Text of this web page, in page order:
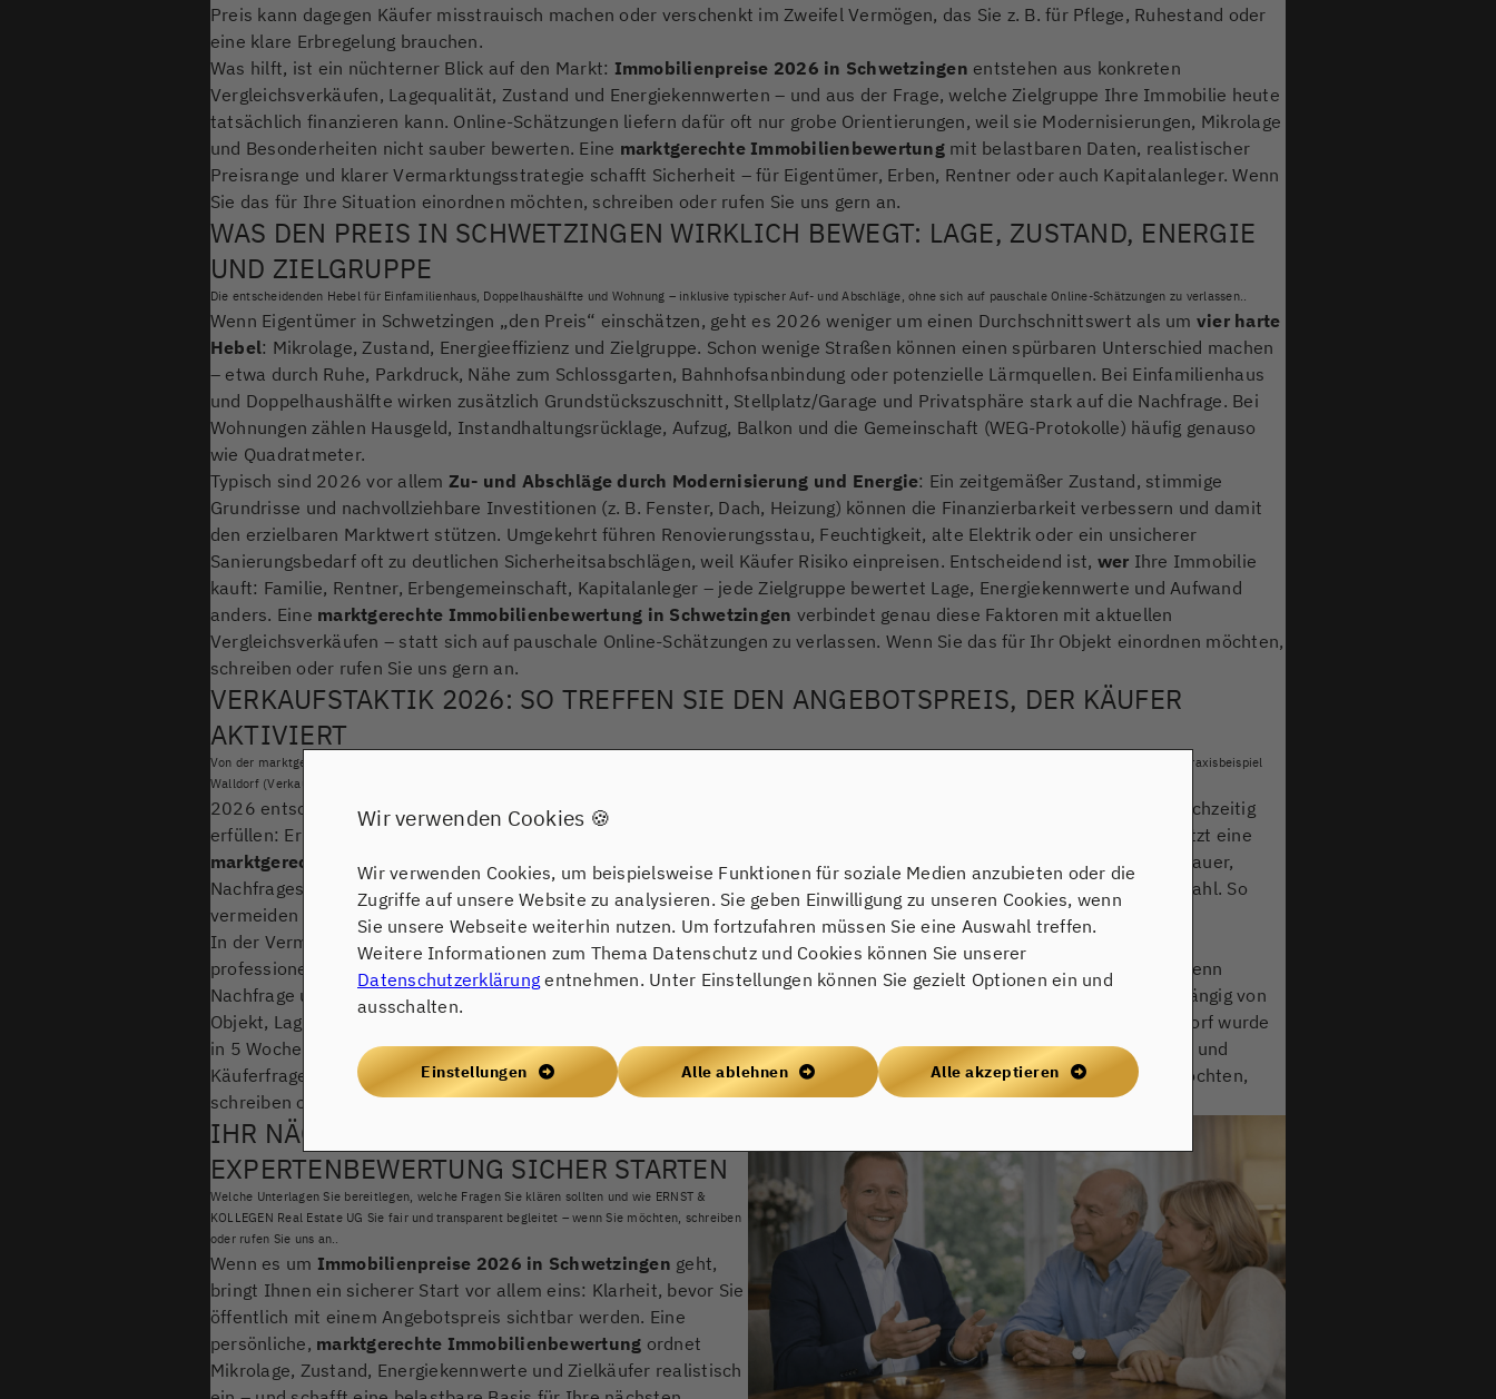
Preis kann dagegen Käufer misstrauisch machen oder verschenkt im Zweifel Vermögen, das Sie z. B. für Pflege, Ruhestand oder
eine klare Erbregelung brauchen.
Was hilft, ist ein nüchterner Blick auf den Markt: Immobilienpreise 2026 in Schwetzingen entstehen aus konkreten
Vergleichsverkäufen, Lagequalität, Zustand und Energiekennwerten – und aus der Frage, welche Zielgruppe Ihre Immobilie heute
tatsächlich finanzieren kann. Online-Schätzungen liefern dafür oft nur grobe Orientierungen, weil sie Modernisierungen, Mikrolage
und Besonderheiten nicht sauber bewerten. Eine marktgerechte Immobilienbewertungmit belastbaren Daten, realistischer
Preisrange und klarer Vermarktungsstrategie schafft Sicherheit – für Eigentümer, Erben, Rentner oder auch Kapitalanleger. Wenn
Sie das für Ihre Situation einordnen möchten, schreiben oder rufen Sie uns gern an.
WAS DEN PREIS IN SCHWETZINGEN WIRKLICH BEWEGT: LAGE, ZUSTAND, ENERGIE
UND ZIELGRUPPE
Die entscheidenden Hebel für Einfamilienhaus, Doppelhaushälfte und Wohnung – inklusive typischer Auf- und Abschläge, ohne sich auf pauschale Online-Schätzungen zu verlassen..
Wenn Eigentümer in Schwetzingen „den Preis“ einschätzen, geht es 2026 weniger um einen Durchschnittswert als um vier harte
Hebel: Mikrolage, Zustand, Energieeffizienz und Zielgruppe. Schon wenige Straßen können einen spürbaren Unterschied machen
– etwa durch Ruhe, Parkdruck, Nähe zum Schlossgarten, Bahnhofsanbindung oder potenzielle Lärmquellen. Bei Einfamilienhaus
und Doppelhaushälfte wirken zusätzlich Grundstückszuschnitt, Stellplatz/Garage und Privatsphäre stark auf die Nachfrage. Bei
Wohnungen zählen Hausgeld, Instandhaltungsrücklage, Aufzug, Balkon und die Gemeinschaft (WEG-Protokolle) häufig genauso
wie Quadratmeter.
Typisch sind 2026 vor allem Zu- und Abschläge durch Modernisierung und Energie: Ein zeitgemäßer Zustand, stimmige
Grundrisse und nachvollziehbare Investitionen (z. B. Fenster, Dach, Heizung) können die Finanzierbarkeit verbessern und damit
den erzielbaren Marktwert stützen. Umgekehrt führen Renovierungsstau, Feuchtigkeit, alte Elektrik oder ein unsicherer
Sanierungsbedarf oft zu deutlichen Sicherheitsabschlägen, weil Käufer Risiko einpreisen. Entscheidend ist, wer Ihre Immobilie
kauft: Familie, Rentner, Erbengemeinschaft, Kapitalanleger – jede Zielgruppe bewertet Lage, Energiekennwerte und Aufwand
anders. Eine marktgerechte Immobilienbewertung in Schwetzingen verbindet genau diese Faktoren mit aktuellen
Vergleichsverkäufen – statt sich auf pauschale Online-Schätzungen zu verlassen. Wenn Sie das für Ihr Objekt einordnen möchten,
schreiben oder rufen Sie uns gern an.
VERKAUFSTAKTIK 2026: SO TREFFEN SIE DEN ANGEBOTSPREIS, DER KÄUFER
AKTIVIERT
Von der marktgerechten Expertenbewertung bis zur Angebotsstrategie: So schaffen Sie Nachfrage, vermeiden Preisrunden und bleiben in Verhandlungen souverän – mit Praxisbeispiel
Walldorf (Verkauf in 5 Wochen als Einordnung, kein Versprechen).
2026 entscheidet in Schwetzingen nicht „mutig hoch“, sondern
. Ein Angebotspreis muss zwei Ziele gleichzeitig
erfüllen: Er soll Ihre Immobilie als hochwertig positionieren und für die Zielgruppe
bleiben. Genau hier setzt eine
marktgerechte Immobilienbewertung in Schwetzingen
an: mit aktueller Datenbasis (Vergleichsverkäufe, Angebotsdauer,
Nachfragesituation), Mikrolage, Zustand, Energiekennwerten und einer realistischen Preisrange statt einer einzelnen Zahl. So
vermeiden Sie, dass sich das Objekt „abnutzt“ und später nur noch über Preisrunden Aufmerksamkeit bekommt.
In der Vermarktung bewährt sich 2026 eine klare Angebotsstrategie: vollständige Unterlagen, stimmige Objektstory,
professionelle Fotos, transparente Angaben zu Modernisierungen und ein strukturiertes Besichtigungsmanagement. Wenn
Nachfrage und Preis zusammenpassen, sind
4–12 Wochen Vermarktungszeit
in vielen Fällen realistisch möglich (abhängig von
Objekt, Lage und Marktphase, keine Zusage). Ein Praxisbezug aus der Region: Eine moderne Doppelhaushälfte in Walldorf wurde
in 5 Wochen verkauft (Einzelfall). Wichtig ist dabei Ihre Verhandlungsposition: Wer sauber bewertet, klar kommuniziert und
Käuferfragen vorbereitet beantwortet, bleibt souverän. Wenn Sie das für Ihre Immobilie in Schwetzingen einordnen möchten,
schreiben oder rufen Sie uns gern an.
IHR NÄCHSTER SCHRITT: MIT
EXPERTENBEWERTUNG SICHER STARTEN
Welche Unterlagen Sie bereitlegen, welche Fragen Sie klären sollten und wie ERNST &
KOLLEGEN Real Estate UG Sie fair und transparent begleitet – wenn Sie möchten, schreiben
oder rufen Sie uns an..
Wenn es um Immobilienpreise 2026 in Schwetzingen geht,
bringt Ihnen ein sicherer Start vor allem eins: Klarheit, bevor Sie
öffentlich mit einem Angebotspreis sichtbar werden. Eine
persönliche, marktgerechte Immobilienbewertung ordnet
Mikrolage, Zustand, Energiekennwerte und Zielkäufer realistisch
Wir verwenden Cookies 🍪
Wir verwenden Cookies, um beispielsweise Funktionen für soziale Medien anzubieten oder die
Zugriffe auf unsere Website zu analysieren. Sie geben Einwilligung zu unseren Cookies, wenn
Sie unsere Webseite weiterhin nutzen. Um fortzufahren müssen Sie eine Auswahl treffen.
Weitere Informationen zum Thema Datenschutz und Cookies können Sie unserer
Datenschutzerklärung entnehmen. Unter Einstellungen können Sie gezielt Optionen ein und
ausschalten.
Einstellungen Alle ablehnen Alle akzeptieren